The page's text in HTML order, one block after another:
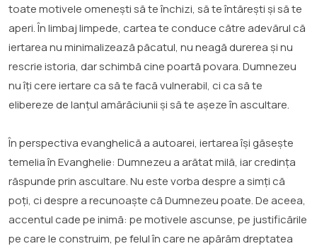
toate motivele omenești să te închizi, să te întărești și să te
aperi. În limbaj limpede, cartea te conduce către adevărul că
iertarea nu minimalizează păcatul, nu neagă durerea și nu
rescrie istoria, dar schimbă cine poartă povara. Dumnezeu
nu îți cere iertare ca să te facă vulnerabil, ci ca să te
elibereze de lanțul amărăciunii și să te așeze în ascultare.
În perspectiva evanghelică a autoarei, iertarea își găsește
temelia în Evanghelie: Dumnezeu a arătat milă, iar credința
răspunde prin ascultare. Nu este vorba despre a simți că
poți, ci despre a recunoaște că Dumnezeu poate. De aceea,
accentul cade pe inimă: pe motivele ascunse, pe justificările
pe care le construim, pe felul în care ne apărăm dreptatea